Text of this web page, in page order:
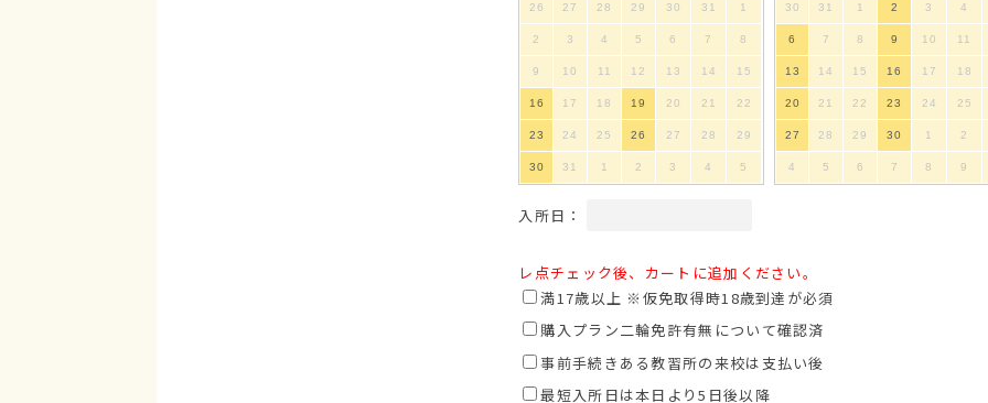
26 27 28 29 30 31 1
2 3 4 5 6 7 8
9 10 11 12 13 14 15
16 17 18 19 20 21 22
23 24 25 26 27 28 29
30 31 1 2 3 4 5
30 31 1 2 3 4
6 7 8 9 10 11
13 14 15 16 17 18
20 21 22 23 24 25
27 28 29 30 1 2
4 5 6 7 8 9
入所日：
レ点チェック後、カートに追加ください。
満17歳以上 ※仮免取得時18歳到達が必須
購入プラン二輪免許有無について確認済
事前手続きある教習所の来校は支払い後
最短入所日は本日より5日後以降